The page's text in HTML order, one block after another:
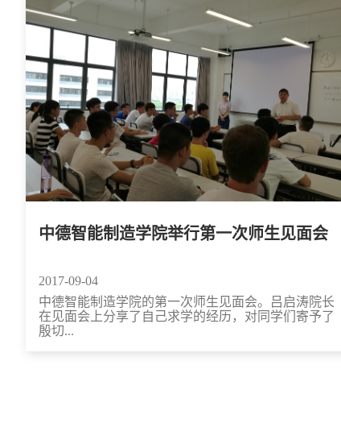
中德智能制造学院举行第一次师生见面会
2017-09-04
中德智能制造学院的第一次师生见面会。吕启涛院长
在见面会上分享了自己求学的经历，对同学们寄予了
殷切...